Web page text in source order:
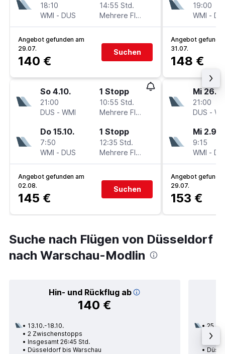
18:10
WMI - DUS
14:55 Std.
Mehrere Fluglinien
Angebot gefunden am
29.07.
140 €
Suchen
So 4.10.
21:00
DUS - WMI
1 Stopp
10:55 Std.
Mehrere Fluglinien
Do 15.10.
7:50
WMI - DUS
1 Stopp
12:35 Std.
Mehrere Fluglinien
Angebot gefunden am
02.08.
145 €
Suchen
19:00
WMI -
Angebot
31.07.
148 €
Mi 26.8.
21:00
DUS -
Mi 2.9.
9:15
WMI -
Angebot
29.07.
153 €
Suche nach Flügen von Düsseldorf
nach Warschau-Modlin
Hin- und Rückflug ab
140 €
13.10.-18.10.
2 Zwischenstopps
Insgesamt 26:45 Std.
Düsseldorf bis Warschau
25.08.
1